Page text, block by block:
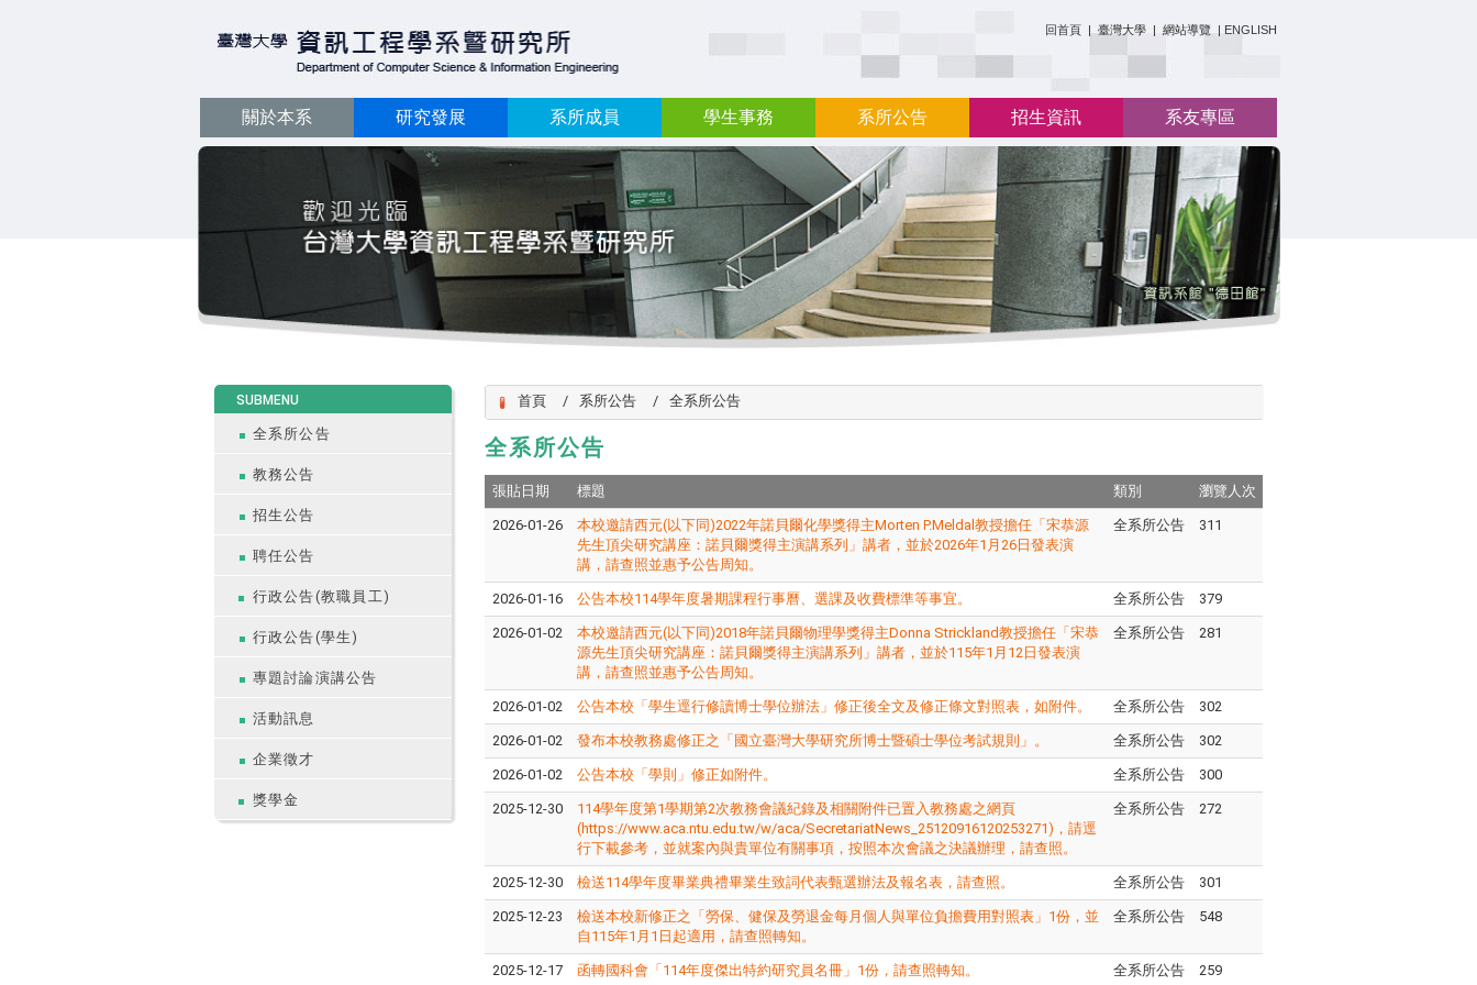
回首頁 | 臺灣大學 | 網站導覽 | ENGLISH
關於本系 研究發展 系所成員 學生事務 系所公告 招生資訊 系友專區
SUBMENU
全系所公告
教務公告
招生公告
聘任公告
行政公告(教職員工)
行政公告(學生)
專題討論演講公告
活動訊息
企業徵才
獎學金
首頁 系所公告 全系所公告
全系所公告
張貼日期 標題 類別 瀏覽人次
2026-01-26
本校邀請西元(以下同)2022年諾貝爾化學獎得主Morten P.Meldal教授擔任「宋恭源
先生頂尖研究講座：諾貝爾獎得主演講系列」講者，並於2026年1月26日發表演
講，請查照並惠予公告周知。
全系所公告 311
2026-01-16 公告本校114學年度暑期課程行事曆、選課及收費標準等事宜。 全系所公告 379
2026-01-02
本校邀請西元(以下同)2018年諾貝爾物理學獎得主Donna Strickland教授擔任「宋恭
源先生頂尖研究講座：諾貝爾獎得主演講系列」講者，並於115年1月12日發表演
講，請查照並惠予公告周知。
全系所公告 281
2026-01-02 公告本校「學生逕行修讀博士學位辦法」修正後全文及修正條文對照表，如附件。 全系所公告 302
2026-01-02 發布本校教務處修正之「國立臺灣大學研究所博士暨碩士學位考試規則」。 全系所公告 302
2026-01-02 公告本校「學則」修正如附件。 全系所公告 300
2025-12-30
114學年度第1學期第2次教務會議紀錄及相關附件已置入教務處之網頁
(https://www.aca.ntu.edu.tw/w/aca/SecretariatNews_25120916120253271)，請逕
行下載參考，並就案內與貴單位有關事項，按照本次會議之決議辦理，請查照。
全系所公告 272
2025-12-30 檢送114學年度畢業典禮畢業生致詞代表甄選辦法及報名表，請查照。 全系所公告 301
2025-12-23
檢送本校新修正之「勞保、健保及勞退金每月個人與單位負擔費用對照表」1份，並
自115年1月1日起適用，請查照轉知。
全系所公告 548
2025-12-17 函轉國科會「114年度傑出特約研究員名冊」1份，請查照轉知。 全系所公告 259